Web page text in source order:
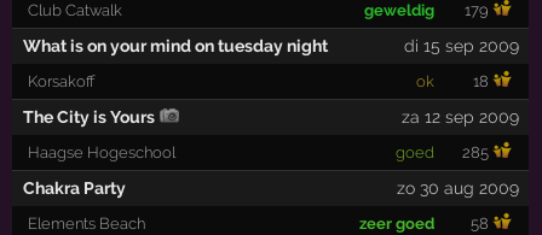
Club Catwalk geweldig 179
What is on your mind on tuesday night di 15 sep 2009
Korsakoff ok 18
The City is Yours za 12 sep 2009
Haagse Hogeschool goed 285
Chakra Party zo 30 aug 2009
Elements Beach zeer goed 58